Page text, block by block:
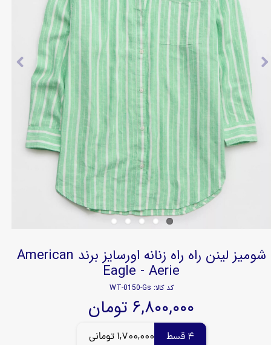
شومیز لینن راه راه زنانه اورسایز برند American
Eagle - Aerie
کد کالا: WT-0150-Gs
۶,۸۰۰,۰۰۰ تومان
4 قسط 1,700,000 تومانی